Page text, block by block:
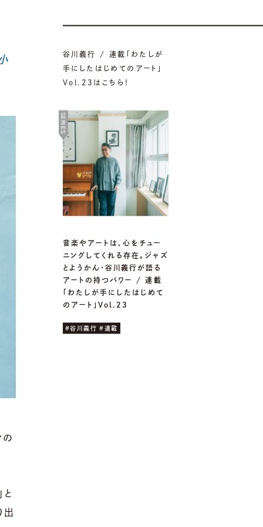
谷川義行 / 連載「わたしが
手にしたはじめてのアート」
Vol.23はこちら！
SERIES
音楽やアートは、心をチュー
ニングしてくれる存在。ジャズ
とようかん・谷川義行が語る
アートの持つパワー / 連載
「わたしが手にしたはじめて
のアート」Vol.23
#谷川義行 #連載
の
」と
出